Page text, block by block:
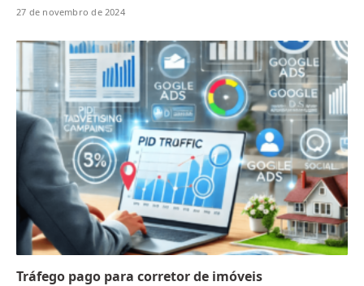
27 de novembro de 2024
Tráfego pago para corretor de imóveis